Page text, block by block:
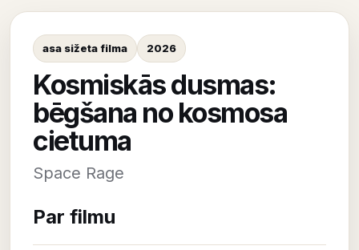
asa sižeta filma 2026
Kosmiskās dusmas:
bēgšana no kosmosa
cietuma
Space Rage
Par filmu